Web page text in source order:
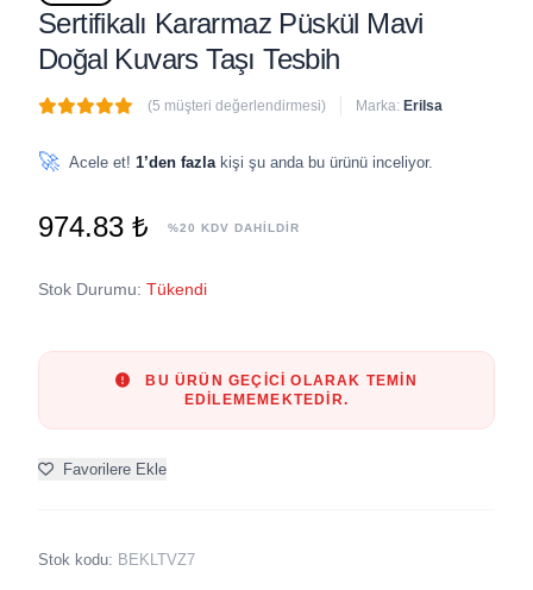
Sertifikalı Kararmaz Püskül Mavi
Doğal Kuvars Taşı Tesbih
(5 müşteri değerlendirmesi) Marka: Erilsa
🚀 Acele et! 1’den fazla kişi şu anda bu ürünü inceliyor.
974.83 ₺ %20 KDV DAHİLDİR
Stok Durumu: Tükendi
BU ÜRÜN GEÇICI OLARAK TEMIN
EDILEMEMEKTEDIR.
Favorilere Ekle
Stok kodu: BEKLTVZ7